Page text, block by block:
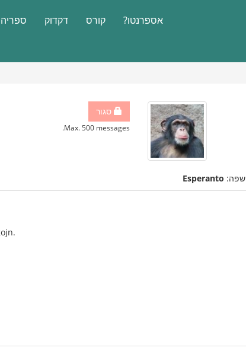
אספרנטו? קורס דקדוק ספריה
סגור
Max. 500 messages.
שפה: Esperanto